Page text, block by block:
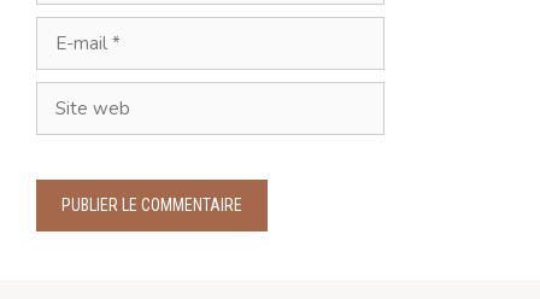
mail
Site
web